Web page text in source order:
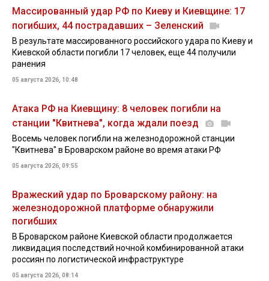
Массированный удар РФ по Киеву и Киевщине: 17
погибших, 44 пострадавших – Зеленский
В результате массированного российского удара по Киеву и
Киевской области погибли 17 человек, еще 44 получили
ранения
05 августа 2026, 10:48
Атака РФ на Киевщину: 8 человек погибли на
станции "Квитнева", когда ждали поезд
Восемь человек погибли на железнодорожной станции
"Квитнева" в Броварском районе во время атаки РФ
05 августа 2026, 09:55
Вражеский удар по Броварскому району: на
железнодорожной платформе обнаружили
погибших
В Броварском районе Киевской области продолжается
ликвидация последствий ночной комбинированной атаки
россиян по логистической инфраструктуре
05 августа 2026, 08:14